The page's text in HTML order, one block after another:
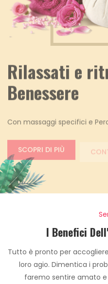
Rilassati e
Benessere
Con massaggi specifici e
SCOPRI DI PIÙ
I Benefici
Tutto è pronto per
loro agio. Dimentica i
faremo sentire amato